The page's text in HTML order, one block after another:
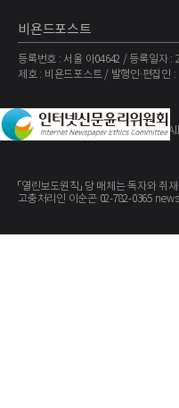
비욘드포스트
등록번호 : 서울 아04642 / 등록일자 :
제호 : 비욘드포스트 / 발행인·편집인
Copyright ©The BeyondPost.
「열린보도원칙」 당 매체는 독자와
고충처리인 이순곤 02-782-0365